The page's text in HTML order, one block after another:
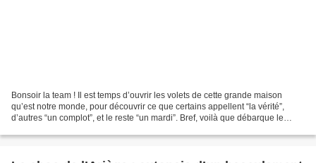
Bonsoir la team ! Il est temps d’ouvrir les volets de cette grande maison
qu’est notre monde, pour découvrir ce que certains appellent “la vérité”,
d’autres “un complot”, et le reste “un mardi”. Bref, voilà que débarque le